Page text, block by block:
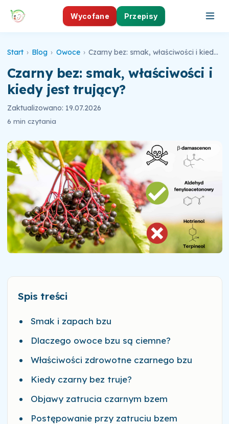
Wycofane Przepisy
Start › Blog › Owoce › Czarny bez: smak, właściwości i kiedy jest trujący?
Czarny bez: smak, właściwości i
kiedy jest trujący?
Zaktualizowano: 19.07.2026
6 min czytania
Spis treści
Smak i zapach bzu
Dlaczego owoce bzu są ciemne?
Właściwości zdrowotne czarnego bzu
Kiedy czarny bez truje?
Objawy zatrucia czarnym bzem
Postępowanie przy zatruciu bzem